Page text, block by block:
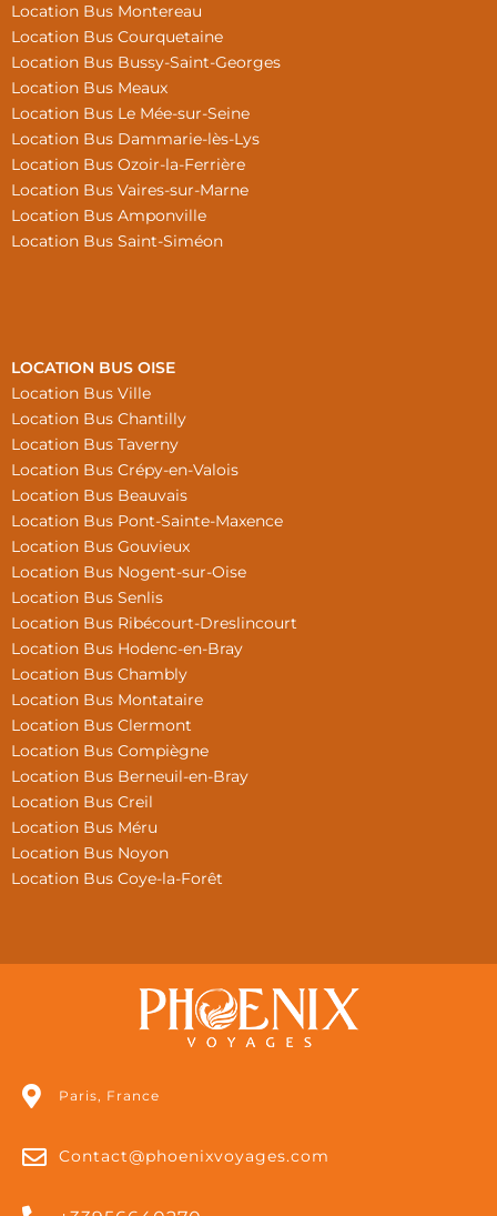
Location Bus Montereau
Location Bus Courquetaine
Location Bus Bussy-Saint-Georges
Location Bus Meaux
Location Bus Le Mée-sur-Seine
Location Bus Dammarie-lès-Lys
Location Bus Ozoir-la-Ferrière
Location Bus Vaires-sur-Marne
Location Bus Amponville
Location Bus Saint-Siméon
LOCATION BUS OISE
Location Bus Ville
Location Bus Chantilly
Location Bus Taverny
Location Bus Crépy-en-Valois
Location Bus Beauvais
Location Bus Pont-Sainte-Maxence
Location Bus Gouvieux
Location Bus Nogent-sur-Oise
Location Bus Senlis
Location Bus Ribécourt-Dreslincourt
Location Bus Hodenc-en-Bray
Location Bus Chambly
Location Bus Montataire
Location Bus Clermont
Location Bus Compiègne
Location Bus Berneuil-en-Bray
Location Bus Creil
Location Bus Méru
Location Bus Noyon
Location Bus Coye-la-Forêt
Paris, France
Contact@phoenixvoyages.com